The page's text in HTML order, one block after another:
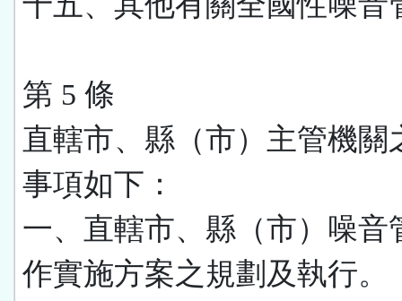
第 5 條
直轄市、縣（市）主管機關
事項如下：
一、直轄市、縣（市）噪音
作實施方案之規劃及執行。